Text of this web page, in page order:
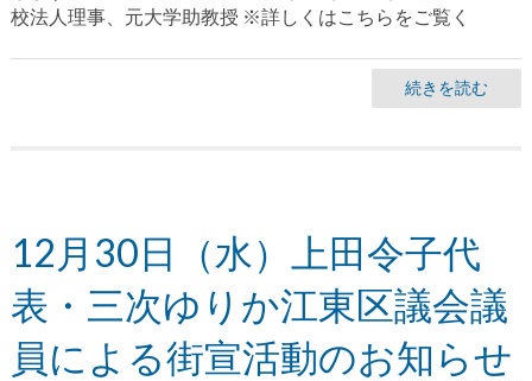
校法人理事、元大学助教授 ※詳しくはこちらをご覧く
続きを読む
12月30日（水）上田令子代
表・三次ゆりか江東区議会議
員による街宣活動のお知らせ